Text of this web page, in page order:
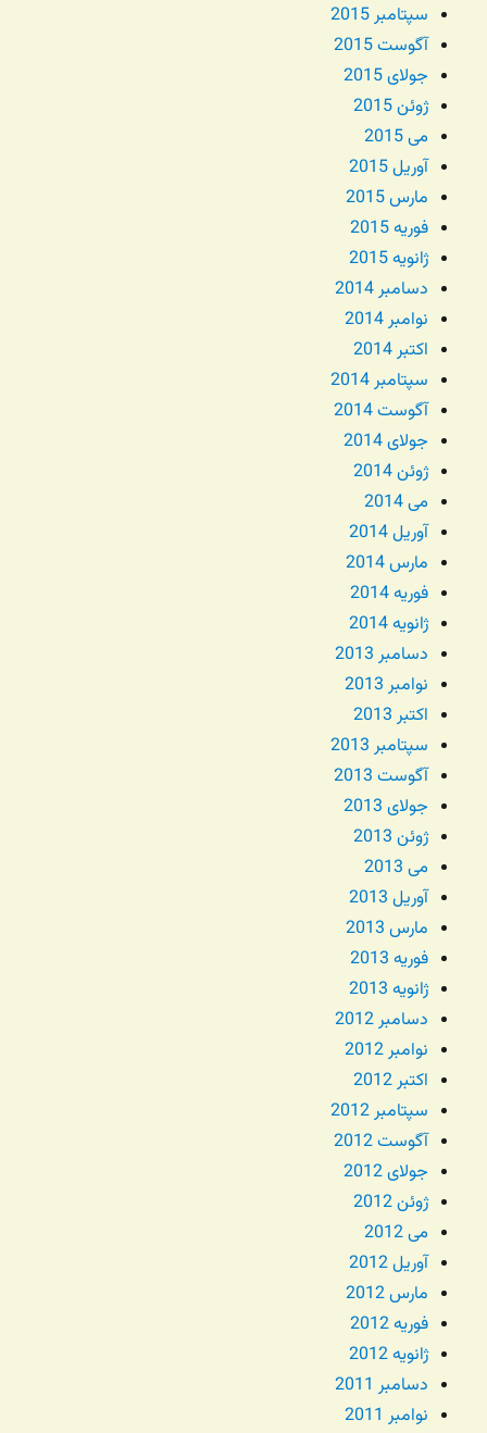
سپتامبر 2015
آگوست 2015
جولای 2015
ژوئن 2015
می 2015
آوریل 2015
مارس 2015
فوریه 2015
ژانویه 2015
دسامبر 2014
نوامبر 2014
اکتبر 2014
سپتامبر 2014
آگوست 2014
جولای 2014
ژوئن 2014
می 2014
آوریل 2014
مارس 2014
فوریه 2014
ژانویه 2014
دسامبر 2013
نوامبر 2013
اکتبر 2013
سپتامبر 2013
آگوست 2013
جولای 2013
ژوئن 2013
می 2013
آوریل 2013
مارس 2013
فوریه 2013
ژانویه 2013
دسامبر 2012
نوامبر 2012
اکتبر 2012
سپتامبر 2012
آگوست 2012
جولای 2012
ژوئن 2012
می 2012
آوریل 2012
مارس 2012
فوریه 2012
ژانویه 2012
دسامبر 2011
نوامبر 2011